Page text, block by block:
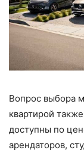
Вопрос выбора
квартирой
доступны по
арендаторов,